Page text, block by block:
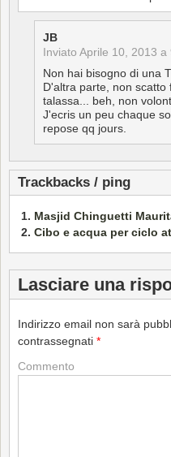
JB
Inviato Aprile 10, 2013 a
Non hai bisogno di una
D'altra parte, non
talassa... beh, non
J'ecris un peu chaque
repose qq jours.
Trackbacks / ping
Masjid Chinguetti
Cibo e acqua per ciclo
Lasciare una
Indirizzo email non sarà
contrassegnati *
Commento